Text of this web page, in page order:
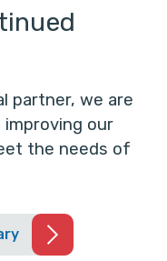
partner, we are
our
the needs of